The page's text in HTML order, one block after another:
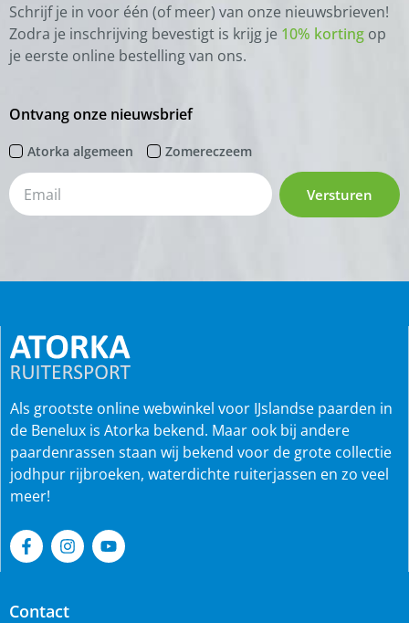
Schrijf je in voor één (of meer) van onze nieuwsbrieven!
Zodra je inschrijving bevestigt is krijg je 10% korting op
je eerste online bestelling van ons.
Ontvang onze nieuwsbrief
Atorka algemeen Zomereczeem
Versturen
Als grootste online webwinkel voor IJslandse paarden in
de Benelux is Atorka bekend. Maar ook bij andere
paardenrassen staan wij bekend voor de grote collectie
jodhpur rijbroeken, waterdichte ruiterjassen en zo veel
meer!
Contact